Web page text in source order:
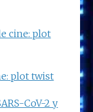
cine: plot
plot twist
CoV-2 y